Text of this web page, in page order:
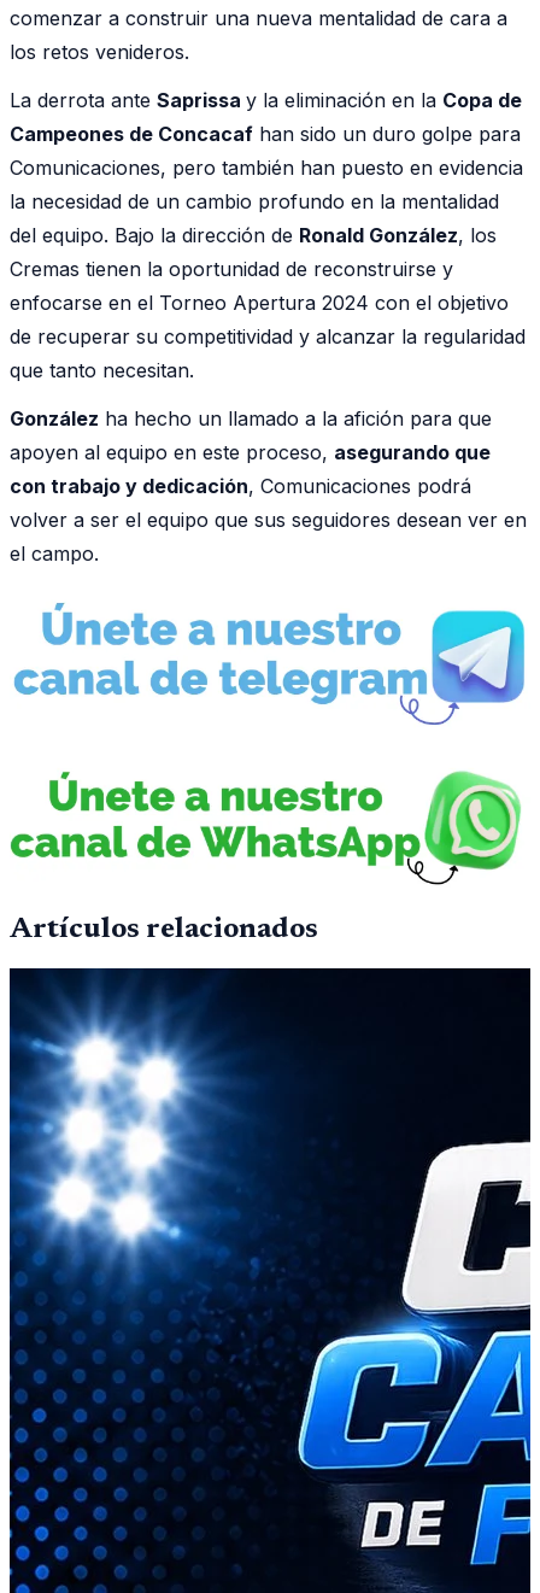
comenzar a construir una nueva mentalidad de cara a
los retos venideros.
La derrota ante Saprissa y la eliminación en la Copa de
Campeones de Concacaf han sido un duro golpe para
Comunicaciones, pero también han puesto en evidencia
la necesidad de un cambio profundo en la mentalidad
del equipo. Bajo la dirección de Ronald González, los
Cremas tienen la oportunidad de reconstruirse y
enfocarse en el Torneo Apertura 2024 con el objetivo
de recuperar su competitividad y alcanzar la regularidad
que tanto necesitan.
González ha hecho un llamado a la afición para que
apoyen al equipo en este proceso, asegurando que
con trabajo y dedicación, Comunicaciones podrá
volver a ser el equipo que sus seguidores desean ver en
el campo.
Artículos relacionados